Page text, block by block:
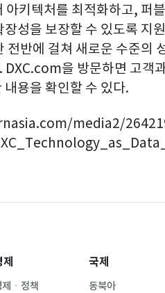
아키텍처를 최적화하고, 퍼
성을 보장할 수 있도록 지
전반에 걸쳐 새로운 수준의
DXC.com을 방문하면 고객
용을 확인할 수 있다.
media2/
제
제ㆍ정책
국제
동북아